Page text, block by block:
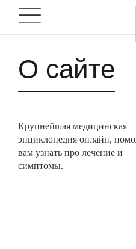
О сайте
Крупнейшая медицинская
энциклопедия онлайн,
вам узнать про лечение и
симптомы.